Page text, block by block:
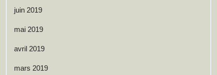
juin 2019
mai 2019
avril 2019
mars 2019